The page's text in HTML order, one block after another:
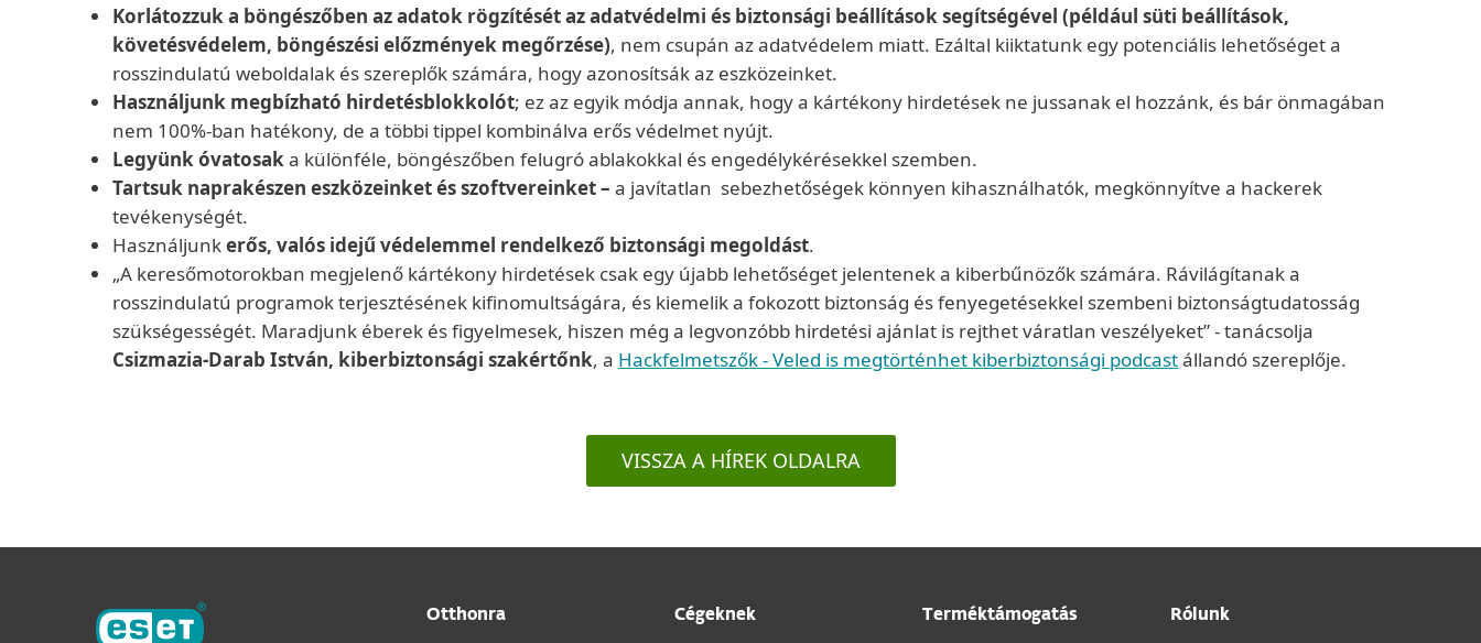
Korlátozzuk a böngészőben az adatok rögzítését az adatvédelmi és biztonsági beállítások segítségével (például süti beállítások,
követésvédelem, böngészési előzmények megőrzése), nem csupán az adatvédelem miatt. Ezáltal kiiktatunk egy potenciális lehetőséget a
rosszindulatú weboldalak és szereplők számára, hogy azonosítsák az eszközeinket.
Használjunk megbízható hirdetésblokkolót; ez az egyik módja annak, hogy a kártékony hirdetések ne jussanak el hozzánk, és bár önmagában
nem 100%-ban hatékony, de a többi tippel kombinálva erős védelmet nyújt.
Legyünk óvatosaka különféle, böngészőben felugró ablakokkal és engedélykérésekkel szemben.
Tartsuk naprakészen eszközeinket és szoftvereinket – a javítatlan sebezhetőségek könnyen kihasználhatók, megkönnyítve a hackerek
tevékenységét.
Használjunkerős, valós idejű védelemmel rendelkező biztonsági megoldást.
„A keresőmotorokban megjelenő kártékony hirdetések csak egy újabb lehetőséget jelentenek a kiberbűnözők számára. Rávilágítanak a
rosszindulatú programok terjesztésének kifinomultságára, és kiemelik a fokozott biztonság és fenyegetésekkel szembeni biztonságtudatosság
szükségességét. Maradjunk éberek és figyelmesek, hiszen még a legvonzóbb hirdetési ajánlat is rejthet váratlan veszélyeket” - tanácsolja
Csizmazia-Darab István, kiberbiztonsági szakértőnk, a Hackfelmetszők - Veled is megtörténhet kiberbiztonsági podcastállandó szereplője.
VISSZA A HÍREK OLDALRA
Otthonra Cégeknek Terméktámogatás Rólunk